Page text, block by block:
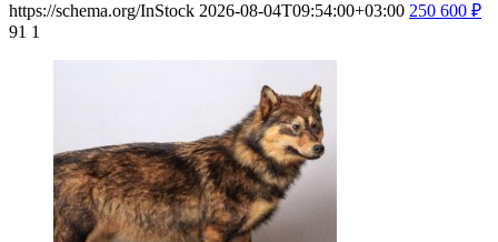
https://schema.org/InStock 2026-08-04T09:54:00+03:00 250 600 ₽
91 1